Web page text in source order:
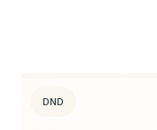
DND